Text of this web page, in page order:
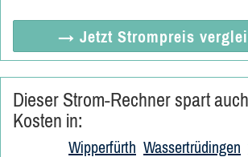
→ Jetzt Strompreis
Dieser Strom-Rechner spart
Kosten in:
Wipperfürth Wassertrüdingen